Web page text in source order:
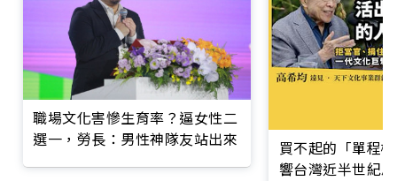
職場文化害慘生育率？逼女性二
選一，勞長：男性神隊友站出來
買不起的「單程
響台灣近半世紀